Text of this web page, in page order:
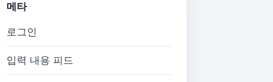
메타
로그인
입력 내용 피드